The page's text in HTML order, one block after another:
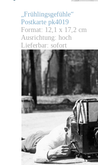
„Frühlingsgefühle“
Postkarte pk4019
Format: 12,1 x 17,2 cm
Ausrichtung: hoch
Lieferbar: sofort